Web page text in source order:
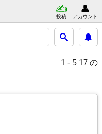
投稿 アカウント
1 - 5 17 の